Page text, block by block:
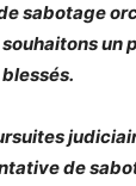
sabotage
un
de